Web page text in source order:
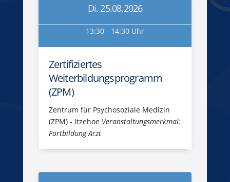
Di. 25.08.2026
13:30 - 14:30 Uhr
Zertifiziertes
Weiterbildungsprogramm
(ZPM)
Zentrum für Psychosoziale Medizin
(ZPM) - Itzehoe Veranstaltungsmerkmal:
Fortbildung Arzt